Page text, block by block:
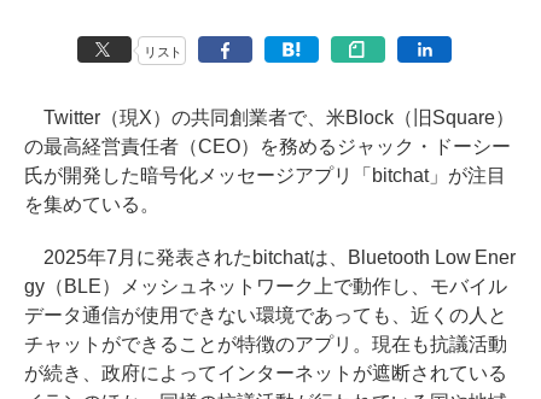
リスト
Twitter（現X）の共同創業者で、米Block（旧Square）
の最高経営責任者（CEO）を務めるジャック・ドーシー
氏が開発した暗号化メッセージアプリ「bitchat」が注目
を集めている。
2025年7月に発表されたbitchatは、Bluetooth Low Ener
gy（BLE）メッシュネットワーク上で動作し、モバイル
データ通信が使用できない環境であっても、近くの人と
チャットができることが特徴のアプリ。現在も抗議活動
が続き、政府によってインターネットが遮断されている